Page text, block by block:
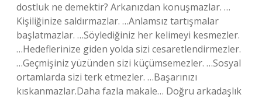
dostluk ne demektir? Arkanızdan konuşmazlar. …
Kişiliğinize saldırmazlar. …Anlamsız tartışmalar
başlatmazlar. …Söylediğiniz her kelimeyi kesmezler.
…Hedeflerinize giden yolda sizi cesaretlendirmezler.
…Geçmişiniz yüzünden sizi küçümsemezler. …Sosyal
ortamlarda sizi terk etmezler. …Başarınızı
kıskanmazlar.Daha fazla makale… Doğru arkadaşlık